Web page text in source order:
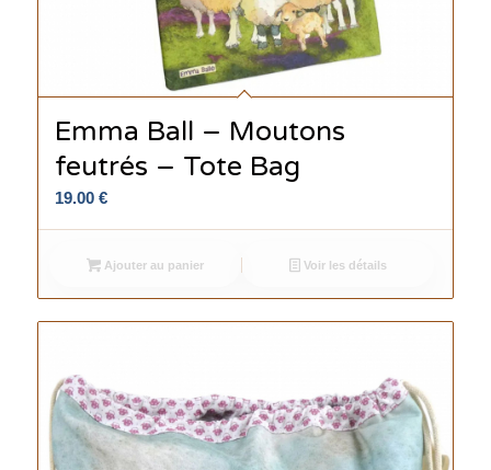
Emma Ball – Moutons
feutrés – Tote Bag
19.00 €
Ajouter au panier Voir les détails